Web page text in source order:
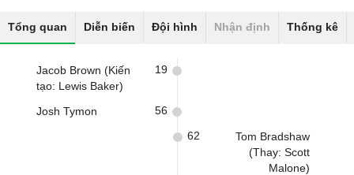
Tổng quan Diễn biến Đội hình Nhận định Thống kê
Jacob Brown (Kiến
tạo: Lewis Baker)
19
Josh Tymon 56
Tom Bradshaw
(Thay: Scott
Malone)
62